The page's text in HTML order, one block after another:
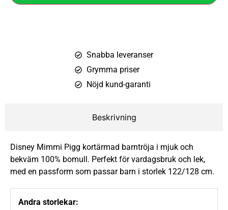
Snabba leveranser
Grymma priser
Nöjd kund-garanti
Beskrivning
Disney Mimmi Pigg kortärmad barntröja i mjuk och
bekväm 100% bomull. Perfekt för vardagsbruk och lek,
med en passform som passar barn i storlek 122/128 cm.
Andra storlekar: